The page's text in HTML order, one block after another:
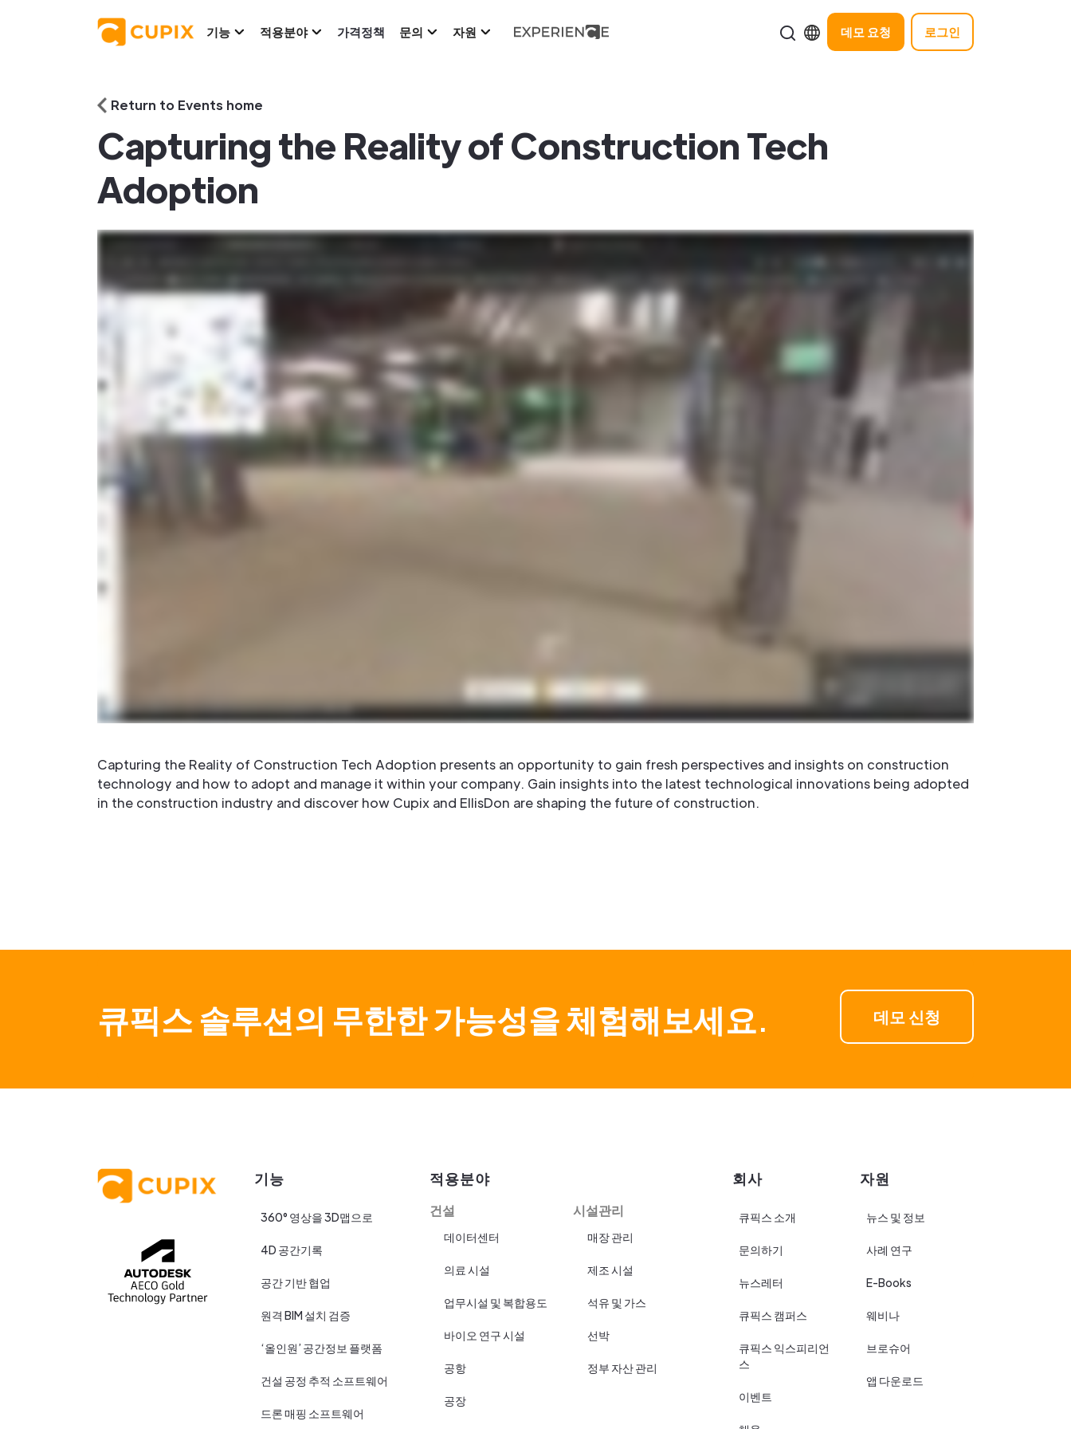
기능 적용분야 가격정책 문의 자원 데모 요청 로그인
Return to Events home
Capturing the Reality of Construction Tech
Adoption
Capturing the Reality of Construction Tech Adoption presents an opportunity to gain fresh perspectives and insights on construction
technology and how to adopt and manage it within your company. Gain insights into the latest technological innovations being adopted
in the construction industry and discover how Cupix and EllisDon are shaping the future of construction.
큐픽스 솔루션의 무한한 가능성을 체험해보세요. 데모 신청
기능
360° 영상을 3D맵으로
4D 공간기록
공간 기반 협업
원격 BIM 설치 검증
‘올인원’ 공간정보 플랫폼
건설 공정 추적 소프트웨어
드론 매핑 소프트웨어
적용분야
건설
데이터센터
의료 시설
업무시설 및 복합용도
바이오 연구 시설
공항
공장
시설관리
매장 관리
제조 시설
석유 및 가스
선박
정부 자산 관리
회사
큐픽스 소개
문의하기
뉴스레터
큐픽스 캠퍼스
큐픽스 익스피리언
스
이벤트
자원
뉴스 및 정보
사례 연구
E-Books
웨비나
브로슈어
앱 다운로드